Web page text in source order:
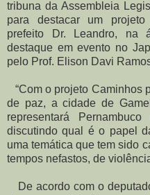
tribuna da Assembleia
para destacar um
prefeito Dr. Leandro, na
destaque em evento no
pelo Prof. Elison Davi
“Com o projeto Caminhos
de paz, a cidade de
representará
discutindo qual é o papel
uma temática que tem sido
tempos nefastos, de
De acordo com o